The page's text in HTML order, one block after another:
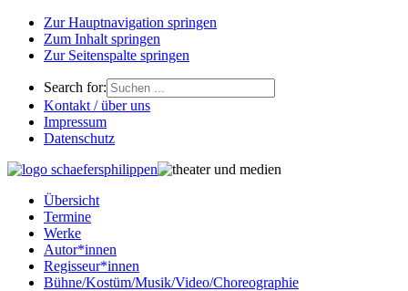
Zur Hauptnavigation springen
Zum Inhalt springen
Zur Seitenspalte springen
Search for:
Kontakt / über uns
Impressum
Datenschutz
Übersicht
Termine
Werke
Autor*innen
Regisseur*innen
Bühne/Kostüm/Musik/Video/Choreographie